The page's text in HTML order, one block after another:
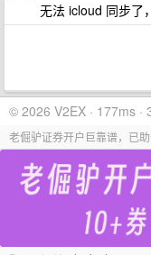
无法 icloud 同步了
© 2026 V2EX · 177ms ·
老倔驴证券开户巨靠谱，已